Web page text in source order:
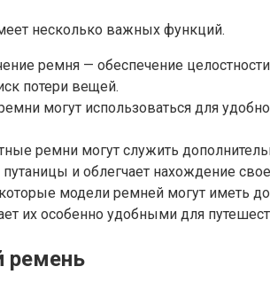
несколько важных функций.
ремня — обеспечение
потери вещей.
могут использоваться для
ремни могут служить
и облегчает нахождение
модели ремней могут иметь
их особенно удобными для
ремень